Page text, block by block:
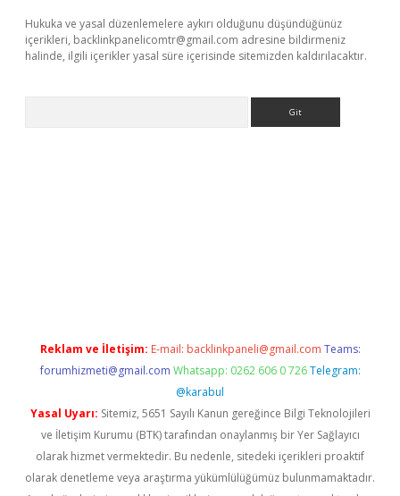
Hukuka ve yasal düzenlemelere aykırı olduğunu düşündüğünüz
içerikleri, backlinkpanelicomtr@gmail.com adresine bildirmeniz
halinde, ilgili içerikler yasal süre içerisinde sitemizden kaldırılacaktır.
Reklam ve İletişim: E-mail: backlinkpaneli@gmail.com Teams:
forumhizmeti@gmail.com Whatsapp: 0262 606 0 726 Telegram:
@karabul
Yasal Uyarı: Sitemiz, 5651 Sayılı Kanun gereğince Bilgi Teknolojileri
ve İletişim Kurumu (BTK) tarafından onaylanmış bir Yer Sağlayıcı
olarak hizmet vermektedir. Bu nedenle, sitedeki içerikleri proaktif
olarak denetleme veya araştırma yükümlülüğümüz bulunmamaktadır.